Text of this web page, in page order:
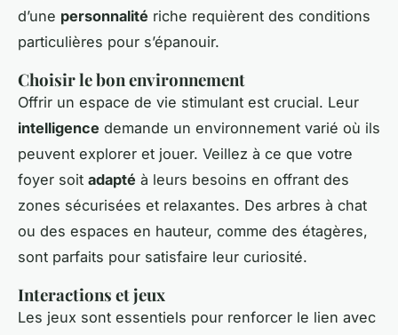
d’une personnalité riche requièrent des conditions
particulières pour s’épanouir.
Choisir le bon environnement
Offrir un espace de vie stimulant est crucial. Leur
intelligence demande un environnement varié où ils
peuvent explorer et jouer. Veillez à ce que votre
foyer soit adapté à leurs besoins en offrant des
zones sécurisées et relaxantes. Des arbres à chat
ou des espaces en hauteur, comme des étagères,
sont parfaits pour satisfaire leur curiosité.
Interactions et jeux
Les jeux sont essentiels pour renforcer le lien avec